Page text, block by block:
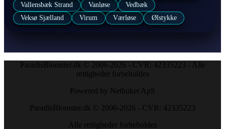
Vallensbæk Strand
Vanløse
Vedbæk
Veksø Sjælland
Virum Værløse Ølstykke
ParadisBlomster.dk © 2006-2026 - CVR: 42335223 - Alle
rettigheder forbeholdes
Powered by Netbuket ApS
ParadisBlomster.dk © 2006-2026 - CVR: 42335223
Alle rettigheder forbeholdes